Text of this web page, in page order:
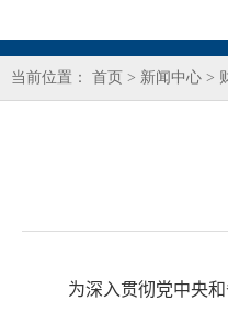
当前位置： 首页 > 新闻中心 >
为深入贯彻党中央